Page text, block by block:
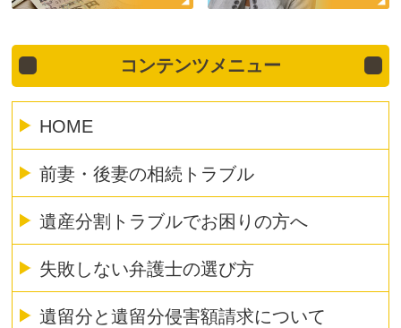
コンテンツメニュー
HOME
前妻・後妻の相続トラブル
遺産分割トラブルでお困りの方へ
失敗しない弁護士の選び方
遺留分と遺留分侵害額請求について